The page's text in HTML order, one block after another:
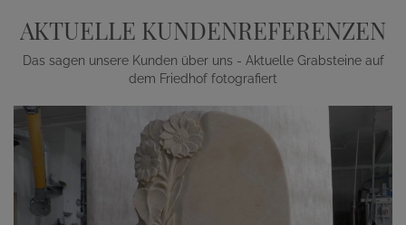
AKTUELLE KUNDENREFERENZEN
Das sagen unsere Kunden über uns - Aktuelle Grabsteine auf
dem Friedhof fotografiert